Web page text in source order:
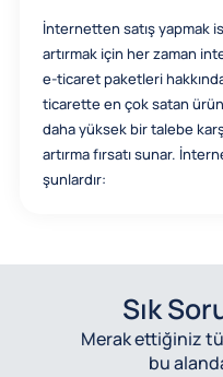
İnternetten satış yapmak
artırmak için her zaman
e-ticaret paketleri
ticarette en çok satan
daha yüksek bir talebe
artırma fırsatı sunar.
şunlardır:
Sık
Merak ettiğiniz
bu